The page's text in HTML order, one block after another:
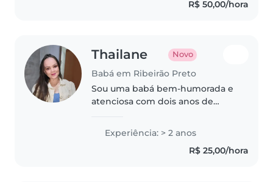
anos .amo criança ...cuidei..R$ 50,00/hora
Thailane Novo
Babá em Ribeirão Preto
Sou uma babá bem-humorada e
atenciosa com dois anos de
Adoro desenhar, ler e brincar
com as crianças. Meu foco é criar
um ambiente seguro e
Experiência: > 2 anos
R$ 25,00/hora